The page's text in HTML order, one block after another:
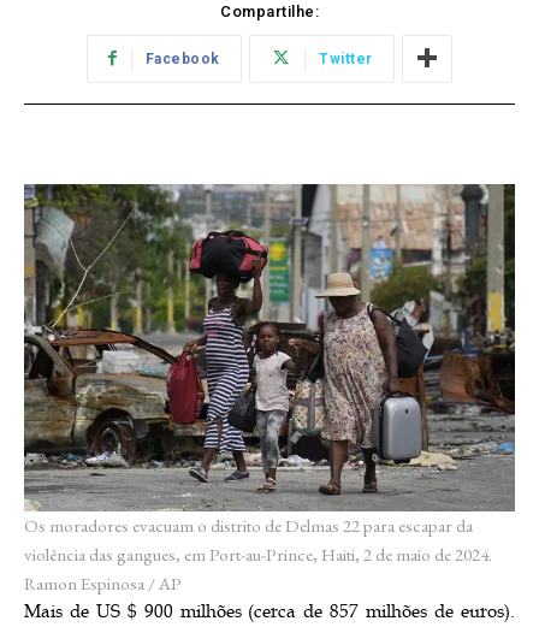
Compartilhe:
Facebook Twitter
Os moradores evacuam o distrito de Delmas 22 para escapar da
violência das gangues, em Port-au-Prince, Haiti, 2 de maio de 2024.
Ramon Espinosa / AP
Mais de US $ 900 milhões (cerca de 857 milhões de euros).